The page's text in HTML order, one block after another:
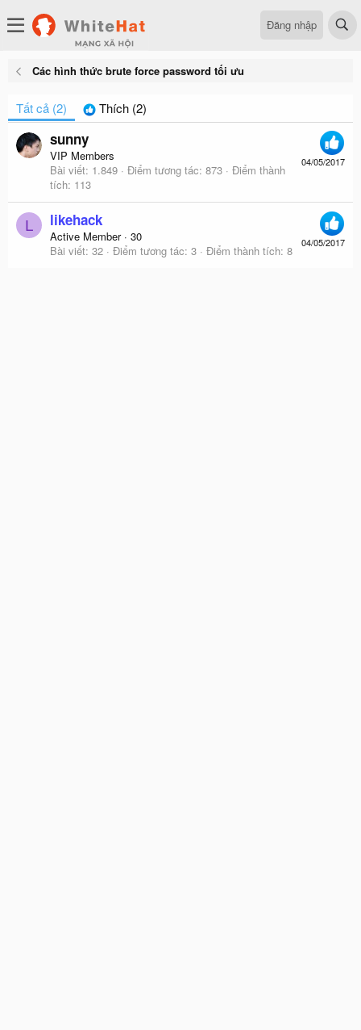
Đăng nhập
Các hình thức brute force password tối ưu
Tất cả (2) Thích (2)
04/05/2017
sunny
VIP Members
Bài viết 1.849 Điểm tương tác 873
Điểm thành
tích 113
L
04/05/2017
likehack
Active Member · 30
Bài viết 32 Điểm tương tác 3 Điểm thành tích 8